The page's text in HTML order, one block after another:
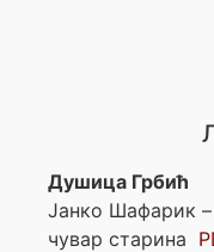
Душица Грбић
Јанко Шафарик
чувар старина